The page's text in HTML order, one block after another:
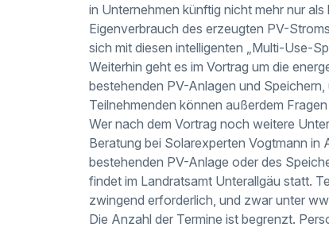
in Unternehmen künftig nicht mehr nur
Eigenverbrauch des erzeugten PV-
sich mit diesen intelligenten „Multi-Use-
Weiterhin geht es im Vortrag um die
bestehenden PV-Anlagen und
Teilnehmenden können außerdem
Wer nach dem Vortrag noch weitere
Beratung bei Solarexperten Vogtmann
bestehenden PV-Anlage oder des
findet im Landratsamt Unterallgäu statt.
zwingend erforderlich, und zwar unter
Die Anzahl der Termine ist begrenzt.